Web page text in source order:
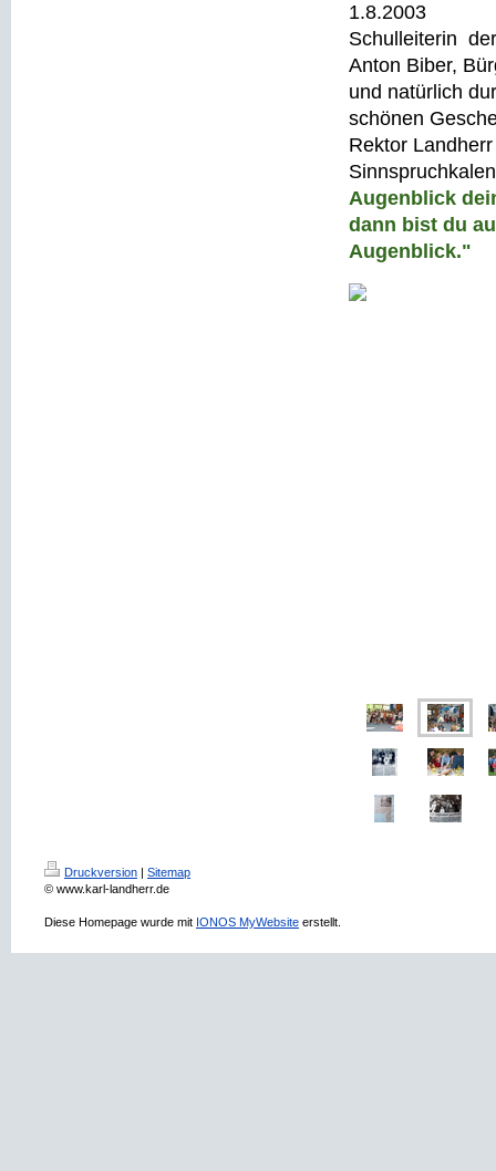
1.8.2003
Schulleiterin
Anton Biber,
und natürlich
schönen
Rektor
Augenblick
dann bist du
Augenblick."
Druckversion | Sitemap
© www.karl-landherr.de
Diese Homepage wurde mit IONOS MyWebsite erstellt.